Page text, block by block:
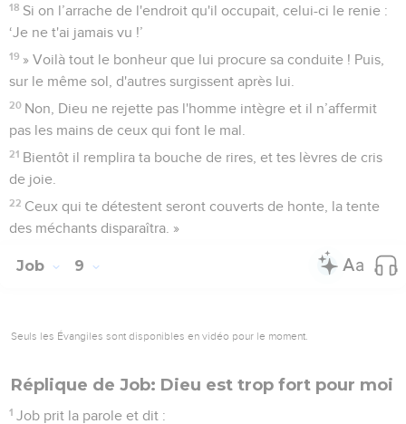
18 Si on l’arrache de l'endroit qu'il occupait, celui-ci le renie :
‘Je ne t'ai jamais vu !’
19 » Voilà tout le bonheur que lui procure sa conduite ! Puis,
sur le même sol, d'autres surgissent après lui.
20 Non, Dieu ne rejette pas l'homme intègre et il n’affermit
pas les mains de ceux qui font le mal.
21 Bientôt il remplira ta bouche de rires, et tes lèvres de cris
de joie.
22 Ceux qui te détestent seront couverts de honte, la tente
des méchants disparaîtra. »
Job 9
Seuls les Évangiles sont disponibles en vidéo pour le moment.
Réplique de Job: Dieu est trop fort pour moi
1 Job prit la parole et dit :